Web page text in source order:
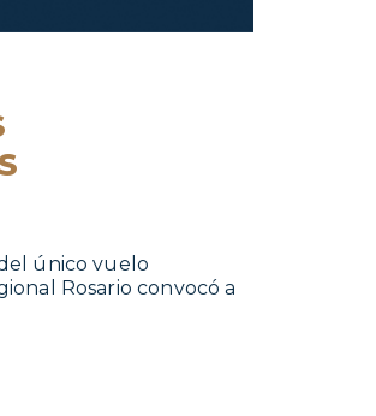
único vuelo
Rosario convocó a